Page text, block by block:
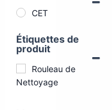
CET
Étiquettes de
produit
Rouleau de
Nettoyage